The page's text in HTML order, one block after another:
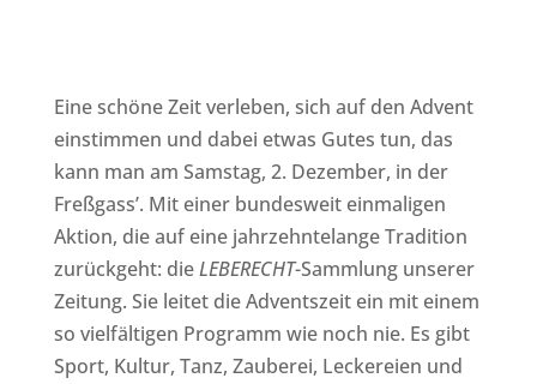
Eine schöne Zeit verleben, sich auf den Advent
einstimmen und dabei etwas Gutes tun, das
kann man am Samstag, 2. Dezember, in der
Freßgass’. Mit einer bundesweit einmaligen
Aktion, die auf eine jahrzehntelange Tradition
zurückgeht: dieLEBERECHT-Sammlung unserer
Zeitung. Sie leitet die Adventszeit ein mit einem
so vielfältigen Programm wie noch nie. Es gibt
Sport, Kultur, Tanz, Zauberei, Leckereien und